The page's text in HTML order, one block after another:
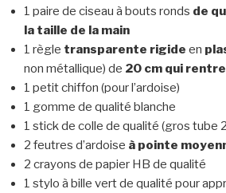
1 paire de ciseau à bouts ronds de
la taille de la main
1 règle transparente rigide en
non métallique) de 20 cm qui
1 petit chiffon (pour l’ardoise)
1 gomme de qualité blanche
1 stick de colle de qualité (gros tube
2 feutres d’ardoise à pointe
2 crayons de papier HB de qualité
1 stylo à bille vert de qualité pour